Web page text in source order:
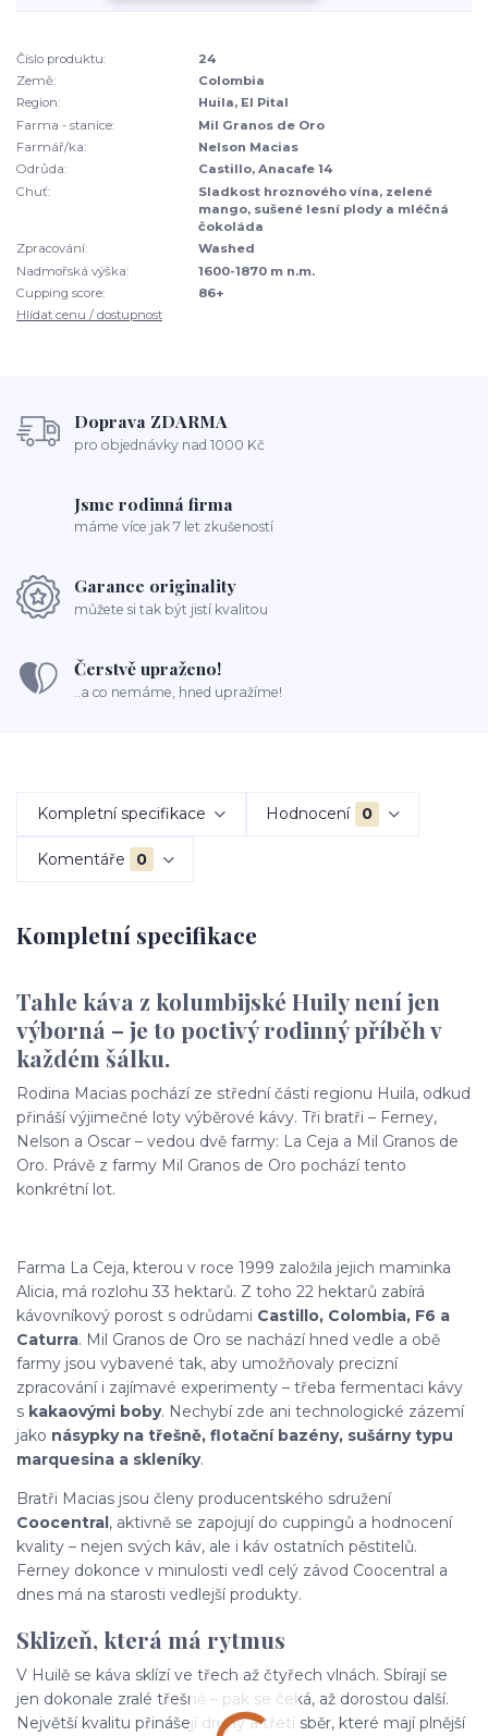
Číslo produktu:
24
Země:
Colombia
Region:
Huila, El Pital
Farma - stanice:
Mil Granos de Oro
Farmář/ka:
Nelson Macias
Odrůda:
Castillo, Anacafe 14
Chuť:
Sladkost hroznového vína, zelené
mango, sušené lesní plody a mléčná
čokoláda
Zpracování:
Washed
Nadmořská výška:
1600-1870 m n.m.
Cupping score:
86+
Hlídat cenu / dostupnost
Doprava ZDARMA
pro objednávky nad 1000 Kč
Jsme rodinná firma
máme více jak 7 let zkušeností
Garance originality
můžete si tak být jistí kvalitou
Čerstvě upraženo!
..a co nemáme, hned upražíme!
Kompletní specifikace Hodnocení 0
Komentáře 0
Kompletní specifikace
Tahle káva z kolumbijské Huily není jen
výborná – je to poctivý rodinný příběh v
každém šálku.
Rodina Macias pochází ze střední části regionu Huila, odkud
přináší výjimečné loty výběrové kávy. Tři bratři – Ferney,
Nelson a Oscar – vedou dvě farmy: La Ceja a Mil Granos de
Oro. Právě z farmy Mil Granos de Oro pochází tento
konkrétní lot.
Farma La Ceja, kterou v roce 1999 založila jejich maminka
Alicia, má rozlohu 33 hektarů. Z toho 22 hektarů zabírá
kávovníkový porost s odrůdami Castillo, Colombia, F6 a
Caturra. Mil Granos de Oro se nachází hned vedle a obě
farmy jsou vybavené tak, aby umožňovaly precizní
zpracování i zajímavé experimenty – třeba fermentaci kávy
s kakaovými boby. Nechybí zde ani technologické zázemí
jako násypky na třešně, flotační bazény, sušárny typu
marquesina a skleníky.
Bratři Macias jsou členy producentského sdružení
Coocentral, aktivně se zapojují do cuppingů a hodnocení
kvality – nejen svých káv, ale i káv ostatních pěstitelů.
Ferney dokonce v minulosti vedl celý závod Coocentral a
dnes má na starosti vedlejší produkty.
Sklizeň, která má rytmus
V Huilě se káva sklízí ve třech až čtyřech vlnách. Sbírají se
jen dokonale zralé třešně – pak se čeká, až dorostou další.
Největší kvalitu přinášejí druhý a třetí sběr, které mají plnější